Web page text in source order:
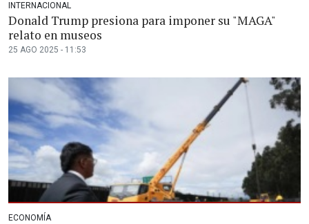
INTERNACIONAL
Donald Trump presiona para imponer su "MAGA"
relato en museos
25 AGO 2025 - 11:53
ECONOMÍA